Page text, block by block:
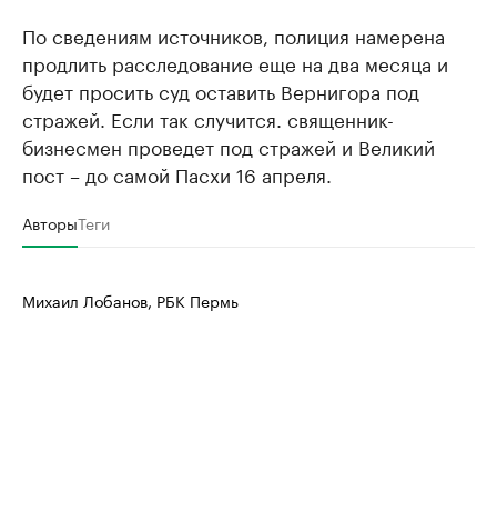
По сведениям источников, полиция намерена
продлить расследование еще на два месяца и
будет просить суд оставить Вернигора под
стражей. Если так случится. священник-
бизнесмен проведет под стражей и Великий
пост – до самой Пасхи 16 апреля.
АвторыТеги
Михаил Лобанов, РБК Пермь